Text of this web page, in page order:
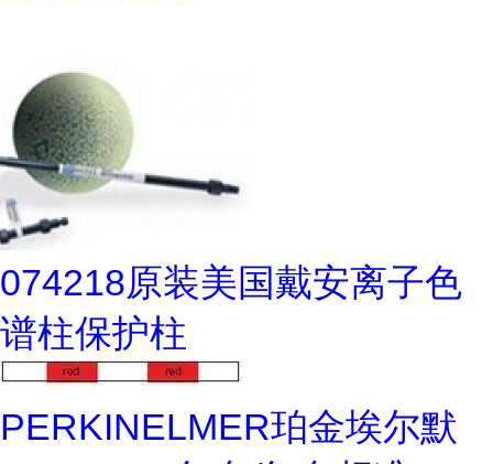
074218原装美国戴安离子色
谱柱保护柱
PERKINELMER珀金埃尔默